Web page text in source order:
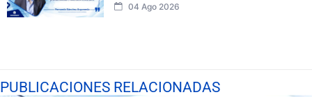
04 Ago 2026
PUBLICACIONES RELACIONADAS